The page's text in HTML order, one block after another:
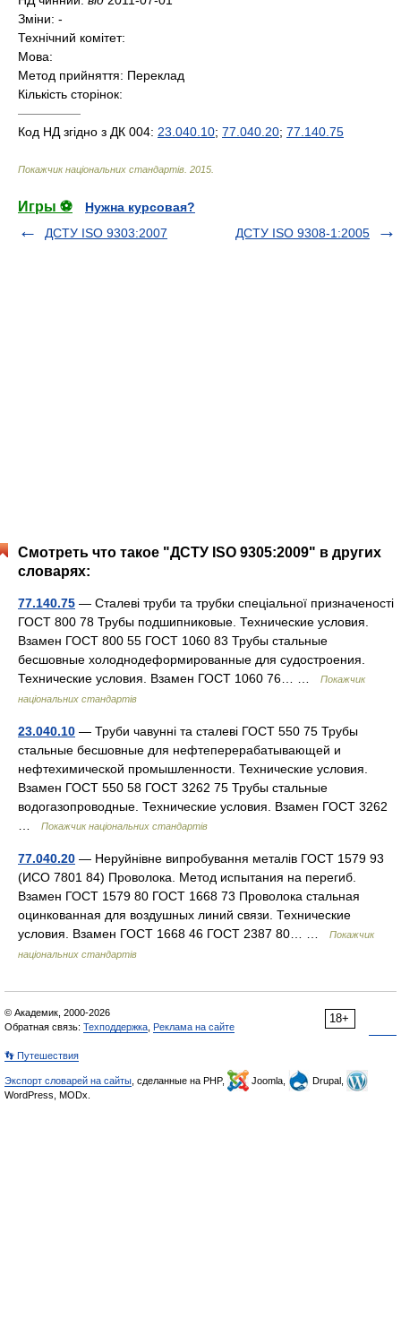
Зміни: -
Технічний комітет:
Мова:
Метод прийняття: Переклад
Кількість сторінок:
—————
Код НД згідно з ДК 004: 23.040.10; 77.040.20; 77.140.75
Покажчик національних стандартів 2015
Игры ⚽
Нужна курсовая?
ДСТУ ISO 9303:2007
ДСТУ ISO 9308-1:2005
Смотреть что такое "ДСТУ ISO 9305:2009" в других
словарях:
77.140.75 — Сталеві труби та трубки спеціальної призначеності
ГОСТ 800 78 Трубы подшипниковые. Технические условия.
Взамен ГОСТ 800 55 ГОСТ 1060 83 Трубы стальные
бесшовные холоднодеформированные для судостроения.
Технические условия. Взамен ГОСТ 1060 76… …
Покажчик
національних стандартів
23.040.10 — Труби чавунні та сталеві ГОСТ 550 75 Трубы
стальные бесшовные для нефтеперерабатывающей и
нефтехимической промышленности. Технические условия.
Взамен ГОСТ 550 58 ГОСТ 3262 75 Трубы стальные
водогазопроводные. Технические условия. Взамен ГОСТ 3262
Покажчик національних стандартів
77.040.20 — Неруйнівне випробування металів ГОСТ 1579 93
(ИСО 7801 84) Проволока. Метод испытания на перегиб.
Взамен ГОСТ 1579 80 ГОСТ 1668 73 Проволока стальная
оцинкованная для воздушных линий связи. Технические
условия. Взамен ГОСТ 1668 46 ГОСТ 2387 80… …
Покажчик
національних стандартів
18+
© Академик, 2000-2026
Обратная связь: Техподдержка Реклама на сайте
👣 Путешествия
Экспорт словарей на сайты , сделанные на PHP, Joomla,
Drupal,
WordPress, MODx.